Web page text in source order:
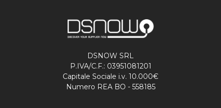
DSNOW SRL
P.IVA/C.F.: 03951081201
Capitale Sociale i.v. 10.000€
Numero REA BO - 558185